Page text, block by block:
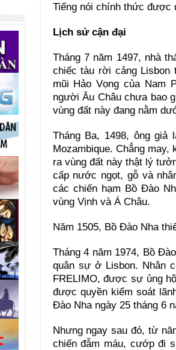
Tiếng nói chính thức được
Lịch sử cận đại
Tháng 7 năm 1497, nhà
chiếc tàu rời cảng Lisbon
mũi Hảo Vọng của Nam
người Âu Châu chưa bao
vùng đất này đang nằm
Tháng Ba, 1498, ông
Mozambique. Chẳng may,
ra vùng đất này thật lý
cấp nước ngọt, gỗ và
các chiến hạm Bồ Đào
vùng Vịnh và Á Châu.
Năm 1505, Bồ Đào Nha
Tháng 4 năm 1974, Bồ
quân sự ở Lisbon. Nhân
FRELIMO, được sự ủng
được quyền kiểm soát
Đào Nha ngày 25 tháng 6
Nhưng ngay sau đó, từ
chiến đẫm máu, cướp đi